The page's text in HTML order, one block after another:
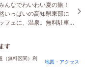
んなでわいわい夏の旅！
いっぱいの高知県東部に
フェに、温泉。無料駐車
ンターから約1分の立地！
す
た
（無料区間）利
地図・アクセス